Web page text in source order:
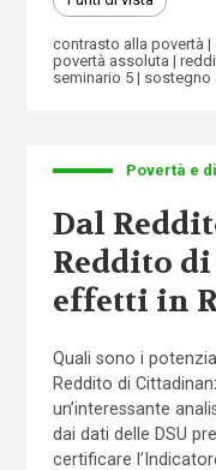
contrasto alla povertà
povertà assoluta
seminario 5
sostegno
Povertà e
Dal
Reddito
effetti in
Quali sono i
Reddito di
un’interessante
dai dati delle DSU
certificare